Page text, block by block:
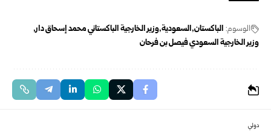
الوسوم: الباكستان السعودية وزير الخارجية الباكستاني محمد إسحاق دار
وزير الخارجية السعودي فيصل بن فرحان
دولي